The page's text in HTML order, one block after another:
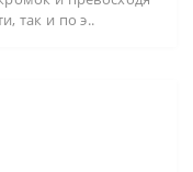
так и по э..